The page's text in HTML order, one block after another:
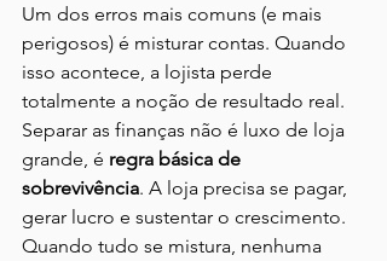
Um dos erros mais comuns (e mais
perigosos) é misturar contas. Quando
isso acontece, a lojista perde
totalmente a noção de resultado real.
Separar as finanças não é luxo de loja
grande, é regra básica de
sobrevivência. A loja precisa se pagar,
gerar lucro e sustentar o crescimento.
Quando tudo se mistura, nenhuma